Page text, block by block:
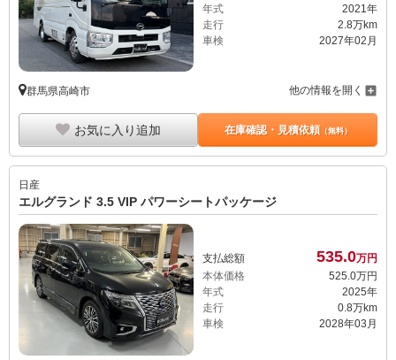
年式
2021年
走行
2.8万km
車検
2027年02月
群馬県高崎市 他の情報を開く
お気に入り追加 在庫確認・見積依頼（無料）
日産
エルグランド 3.5 VIP パワーシートパッケージ
支払総額 535.0万円
本体価格
525.0万円
年式
2025年
走行
0.8万km
車検
2028年03月